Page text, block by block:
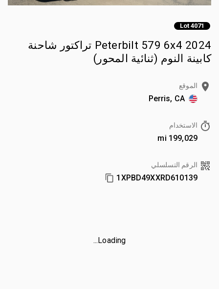
Lot 4071
2024 Peterbilt 579 6x4 تراكتور شاحنة
كابينة النوم (ثنائية المحور)
الموقع
Perris, CA
الاستخدام
199,029 mi
الرقم التسلسلي
1XPBD49XXRD610139
Loading...